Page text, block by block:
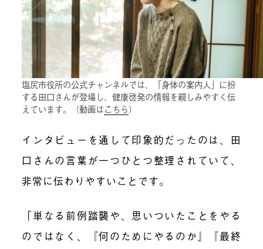
塩尻市役所の公式チャンネルでは、「身体の案内人」に扮
する田口さんが登場し、健康啓発の情報を親しみやすく伝
えています。（動画はこちら）
インタビューを通して印象的だったのは、田
口さんの言葉が一つひとつ整理されていて、
非常に伝わりやすいことです。
「単なる前例踏襲や、思いついたことをやる
のではなく、『何のためにやるのか』『最終